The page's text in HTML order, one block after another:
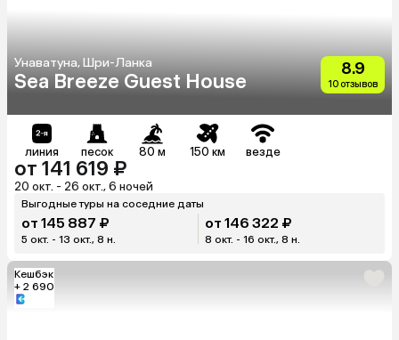
Унаватуна, Шри-Ланка
Sea Breeze Guest House
8.9
10 отзывов
линия песок 80 м 150 км везде
от 141 619 ₽
20 окт. - 26 окт., 6 ночей
Выгодные туры на соседние даты
от 145 887 ₽
5 окт. - 13 окт., 8 н.
от 146 322 ₽
8 окт. - 16 окт., 8 н.
Кешбэк
+ 2 690